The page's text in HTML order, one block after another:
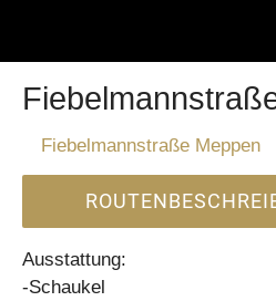
Fiebelmannstraße Meppen
Ausstattung:
-Schaukel